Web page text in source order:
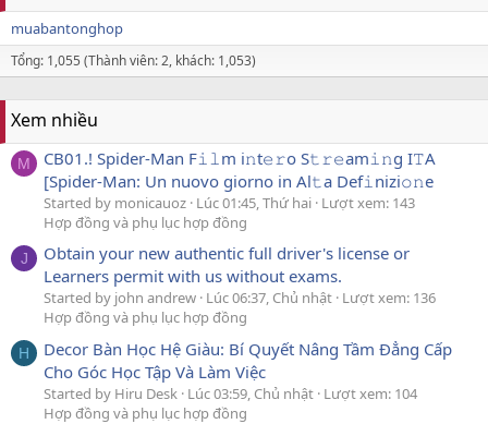
muabantonghop
Tổng: 1,055 (Thành viên: 2, khách: 1,053)
Xem nhiều
M
CB01.! Spider-Man F𝚒𝚕m i𝚗t𝚎𝚛o S𝚝𝚛𝚎am𝚒𝚗g I𝚃A
[Spider-Man: Un nuovo giorno in Al𝚝a Def𝚒nizi𝚘𝚗e
Started by monicauoz Lúc 01:45, Thứ hai Lượt xem: 143
Hợp đồng và phụ lục hợp đồng
J
Obtain your new authentic full driver's license or
Learners permit with us without exams.
Started by john andrew Lúc 06:37, Chủ nhật Lượt xem: 136
Hợp đồng và phụ lục hợp đồng
H
Decor Bàn Học Hệ Giàu: Bí Quyết Nâng Tầm Đẳng Cấp
Cho Góc Học Tập Và Làm Việc
Started by Hiru Desk Lúc 03:59, Chủ nhật Lượt xem: 104
Hợp đồng và phụ lục hợp đồng